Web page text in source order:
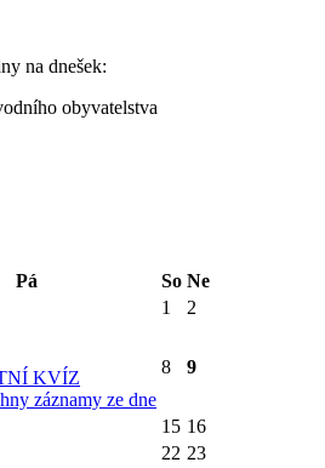
na dnešek:
obyvatelstva
Pá So Ne
1 2
KVÍZ
záznamy ze dne
8 9
15 16
22 23